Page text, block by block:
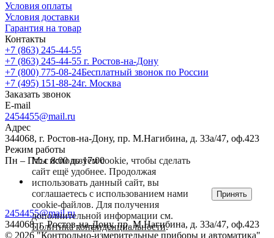
Условия оплаты
Условия доставки
Гарантия на товар
Контакты
+7 (863) 245-44-55
+7 (863) 245-44-55 г. Ростов-на-Дону
+7 (800) 775-08-24Бесплатный звонок по России
+7 (495) 151-88-24г. Москва
Заказать звонок
E-mail
2454455@mail.ru
Адрес
344068, г. Ростов-на-Дону, пр. М.Нагибина, д. 33а/47, оф.423
Режим работы
Пн – Пт: с 8:00 до 17:00
2454455@mail.ru
344068, г. Ростов-на-Дону, пр. М.Нагибина, д. 33а/47, оф.423
© 2026 "Контрольно-измерительные приборы и автоматика"
Мы используем cookie, чтобы сделать
сайт ещё удобнее. Продолжая
использовать данный сайт, вы
соглашаетесь с использованием нами
cookie-файлов. Для получения
дополнительной информации см.
Политика конфиденциальности.
Принять